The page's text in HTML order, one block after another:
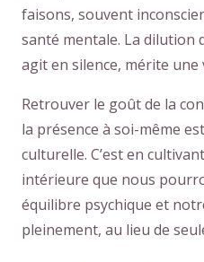
faisons, souvent
santé mentale. La dilution
agit en silence, mérite une
Retrouver le goût de la
la présence à soi-même
culturelle. C’est en
intérieure que nous
équilibre psychique et
pleinement, au lieu de